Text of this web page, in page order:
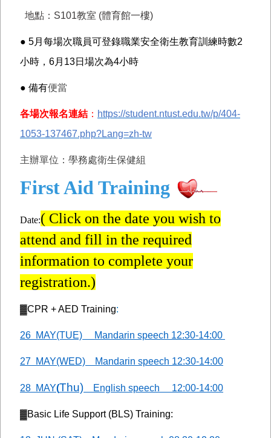
地點：S101教室 (體育館一樓)
● 5月每場次職員可登錄職業安全衛生教育訓練時數2
小時，6月13日場次為4小時
● 備有便當
各場次報名連結 ： https://student.ntust.edu.tw/p/404-
1053-137467.php?Lang=zh-tw
主辦單位：學務處衛生保健組
First Aid Training
Date:( Click on the date you wish to
attend and fill in the required
information to complete your
registration.)
▓CPR + AED Training:
26 MAY(TUE) Mandarin speech 12:30-14:00
27 MAY(WED) Mandarin speech 12:30-14:00
28 MAY(Thu) English speech 12:00-14:00
▓Basic Life Support (BLS) Training: